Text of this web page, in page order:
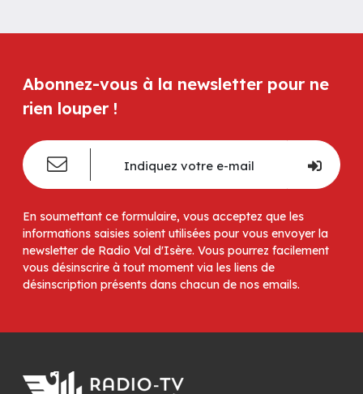
Abonnez-vous à la newsletter pour ne
rien louper !
En soumettant ce formulaire, vous acceptez que les
informations saisies soient utilisées pour vous envoyer la
newsletter de Radio Val d'Isère. Vous pourrez facilement
vous désinscrire à tout moment via les liens de
désinscription présents dans chacun de nos emails.